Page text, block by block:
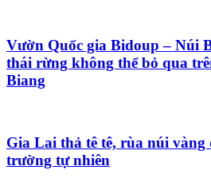
Vườn Quốc gia Bidoup – Núi
thái rừng không thể bỏ qua
Biang
Gia Lai thả tê tê, rùa núi vàng
trường tự nhiên